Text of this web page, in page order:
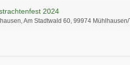
2024
Am Stadtwald 60, 99974